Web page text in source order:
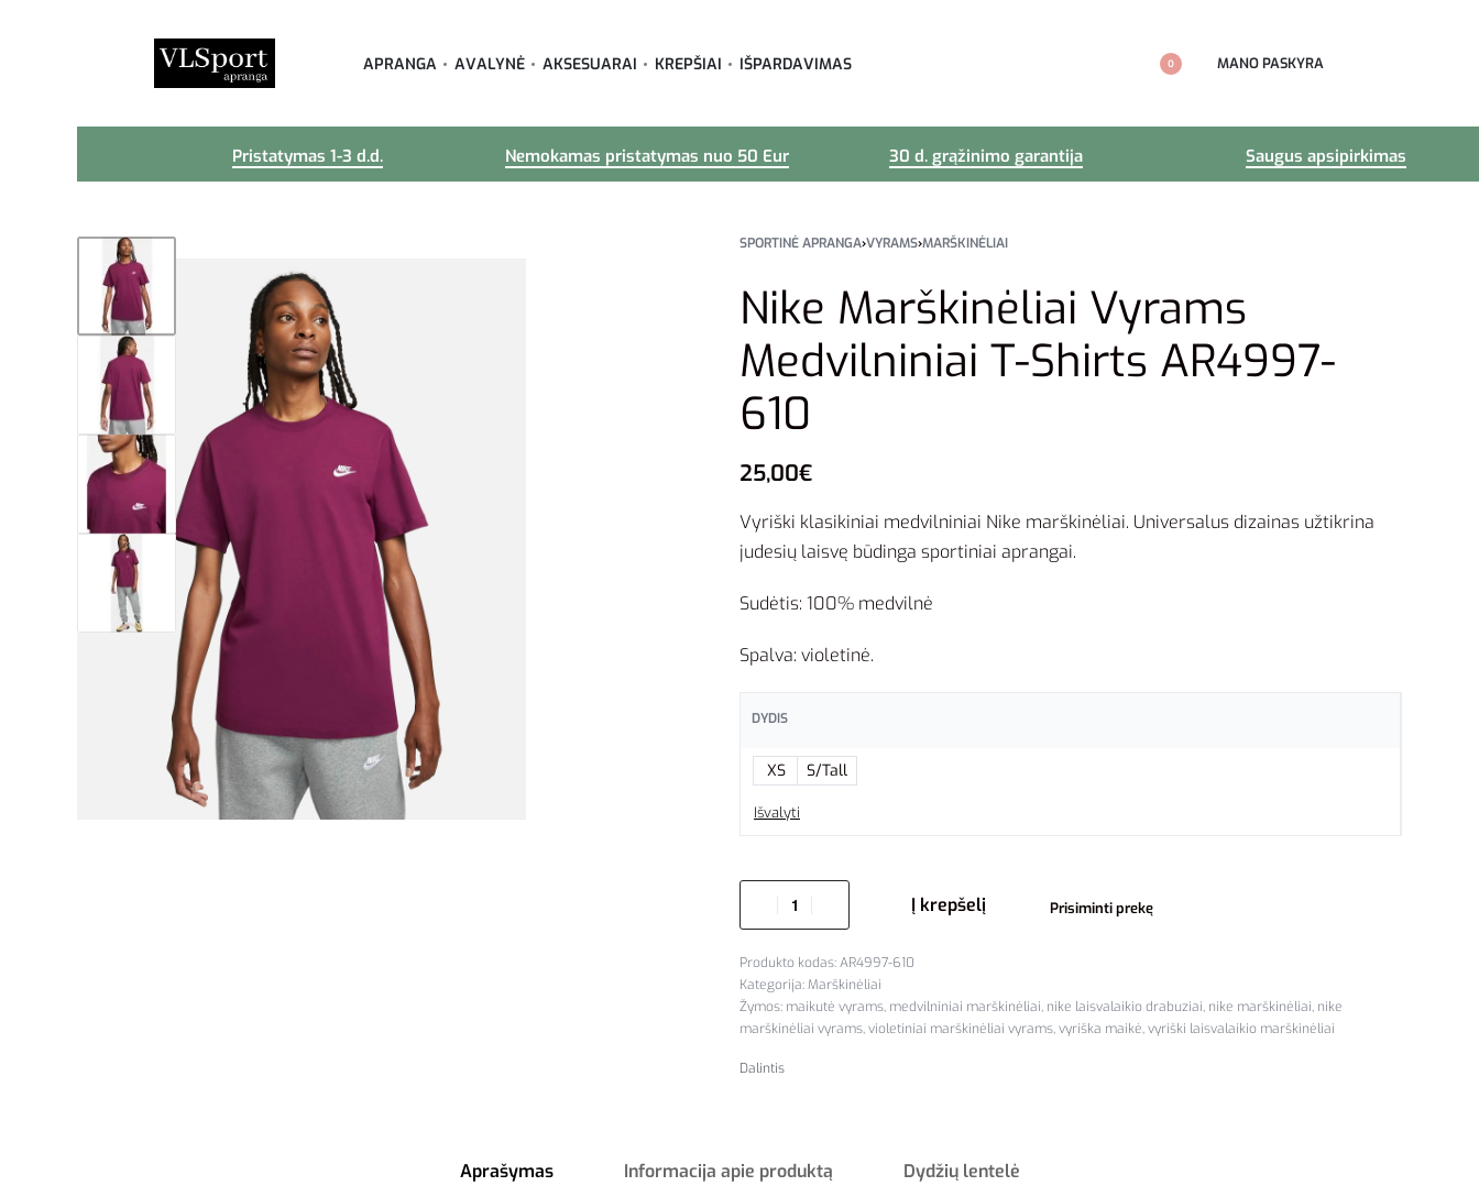
APRANGA AVALYNĖ AKSESUARAI KREPŠIAI IŠPARDAVIMAS 0 MANO PASKYRA
Pristatymas 1-3 d.d. Nemokamas pristatymas nuo 50 Eur 30 d. grąžinimo garantija Saugus apsipirkimas
SPORTINĖ APRANGA›VYRAMS›MARŠKINĖLIAI
Nike Marškinėliai Vyrams
Medvilniniai T-Shirts AR4997-
610
25,00€
Vyriški klasikiniai medvilniniai Nike marškinėliai. Universalus dizainas užtikrina
judesių laisvę būdinga sportiniai aprangai.
Sudėtis: 100% medvilnė
Spalva: violetinė.
DYDIS
XS S/Tall
Išvalyti
Į krepšelį Prisiminti prekę
AR4997-610
Kategorija:Marškinėliai
Žymos: maikutė vyrams, medvilniniai marškinėliai, nike laisvalaikio drabuziai, nike marškinėliai, nike
marškinėliai vyrams,violetiniai marškinėliai vyrams,vyriška maikė,vyriški laisvalaikio marškinėliai
Dalintis
Aprašymas Informacija apie produktą Dydžių lentelė